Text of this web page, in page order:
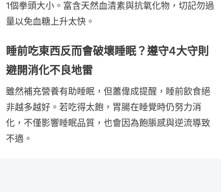
1個拳頭大小。富含天然血清素與抗氧化物，切記勿過
量以免血糖上升太快。
睡前吃東西反而會破壞睡眠？遵守4大守則
避開消化不良地雷
雖然補充營養有助睡眠，但蕭偉成提醒，睡前飲食絕
非越多越好。若吃得太飽，胃腸在睡覺時仍努力消
化，不僅影響睡眠品質，也會因為飽脹感與逆流導致
不適。